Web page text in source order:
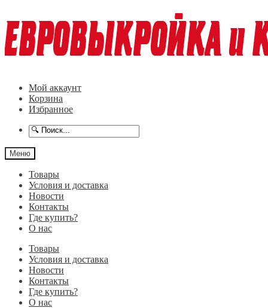
к
навигации
к
содержимому
Мой аккаунт
Корзина
Избранное
Меню
Товары
Условия и доставка
Новости
Контакты
Где купить?
О нас
Товары
Условия и доставка
Новости
Контакты
Где купить?
О нас